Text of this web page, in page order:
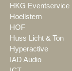
HKG Eventservice
Hoellstern
HOF
Huss Licht & Ton
Hyperactive
IAD Audio